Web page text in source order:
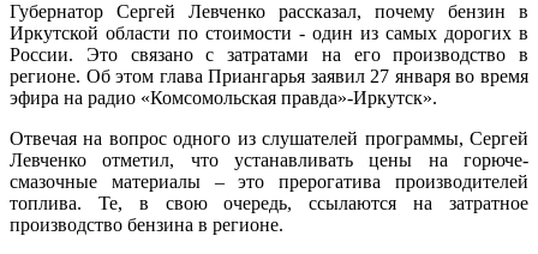
Губернатор Сергей Левченко рассказал, почему бензин в
Иркутской области по стоимости - один из самых дорогих в
России. Это связано с затратами на его производство в
регионе. Об этом глава Приангарья заявил 27 января во время
эфира на радио «Комсомольская правда»-Иркутск».
Отвечая на вопрос одного из слушателей программы, Сергей
Левченко отметил, что устанавливать цены на горюче-
смазочные материалы – это прерогатива производителей
топлива. Те, в свою очередь, ссылаются на затратное
производство бензина в регионе.